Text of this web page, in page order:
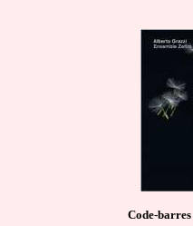
Code-